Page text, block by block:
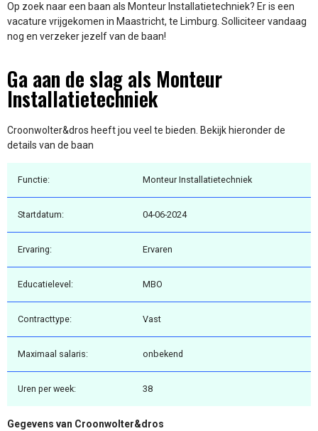
Op zoek naar een baan als Monteur Installatietechniek? Er is een
vacature vrijgekomen in Maastricht, te Limburg. Solliciteer vandaag
nog en verzeker jezelf van de baan!
Ga aan de slag als Monteur
Installatietechniek
Croonwolter&dros heeft jou veel te bieden. Bekijk hieronder de
details van de baan
Functie: Monteur Installatietechniek
Startdatum: 04-06-2024
Ervaring: Ervaren
Educatielevel: MBO
Contracttype: Vast
Maximaal salaris: onbekend
Uren per week: 38
Gegevens van Croonwolter&dros